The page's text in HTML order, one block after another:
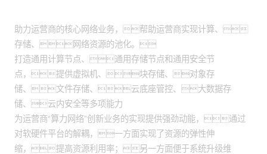
助力运营商的核心网络业务，帮助运营商实现计算、
存储、网络资源的池化。
打造通用计算节点、通用存储节点和通用安全节
点，提供虚拟机、块存储、对象存
储、文件存储、云底座管控、大数据存
储、云内安全等多项能力
为运营商“算力网络”创新业务的实现提供强劲动能，通过
对软硬件平台的解耦，一方面实现了资源的弹性伸
缩，提高资源利用率；另一方面便于系统升级维